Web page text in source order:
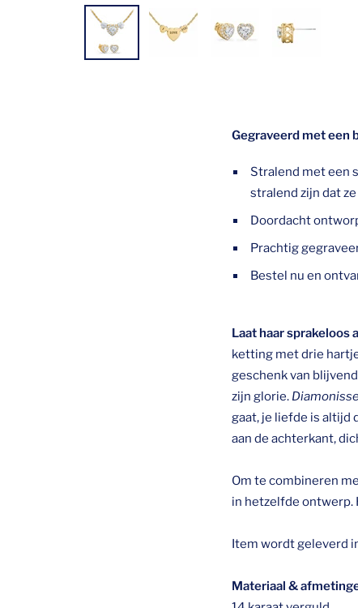
Gegraveerd met een
Stralend met een
stralend zijn dat
Doordacht
Prachtig
Bestel nu en
Laat haar sprakeloos
ketting met drie
geschenk van
zijn glorie.
gaat, je liefde is altijd
aan de achterkant,
Om te combineren
in hetzelfde ontwerp.
Item wordt geleverd
Materiaal &